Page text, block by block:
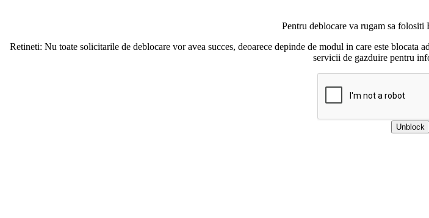
Pentru deblocare va rugam sa
Retineti: Nu toate solicitarile de deblocare vor avea succes, deoarece depinde de modul in care este
servicii de gazduire pentru